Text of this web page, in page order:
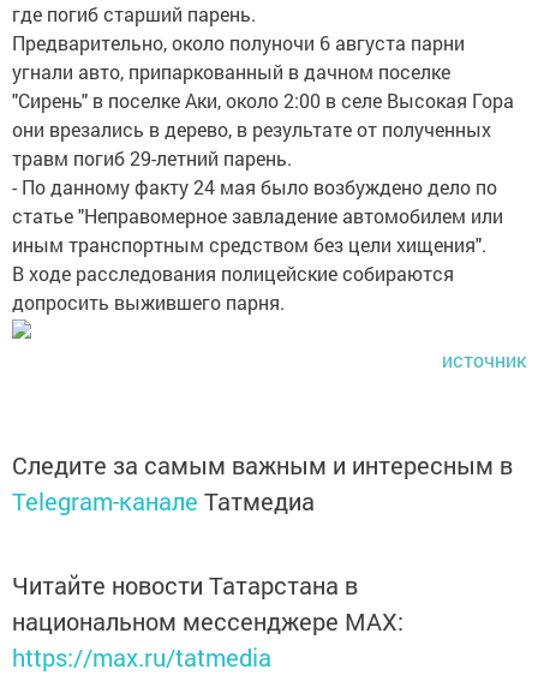
где погиб старший парень.
Предварительно, около полуночи 6 августа парни
угнали авто, припаркованный в дачном поселке
"Сирень" в поселке Аки, около 2:00 в селе Высокая Гора
они врезались в дерево, в результате от полученных
травм погиб 29-летний парень.
- По данному факту 24 мая было возбуждено дело по
статье "Неправомерное завладение автомобилем или
иным транспортным средством без цели хищения".
В ходе расследования полицейские собираются
допросить выжившего парня.
источник
Следите за самым важным и интересным в
Telegram-канале Татмедиа
Читайте новости Татарстана в
национальном мессенджере MАХ:
https://max.ru/tatmedia